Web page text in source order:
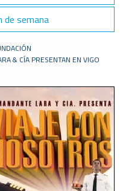
de semana
& CÍA PRESENTAN EN VIGO